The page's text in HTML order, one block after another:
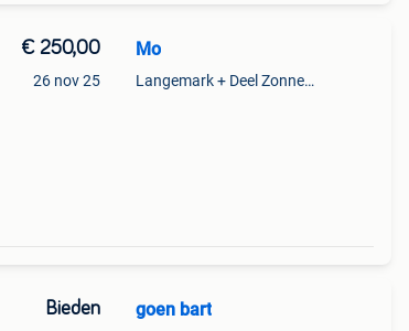
€ 250,00
26 nov 25
Mo
Langemark + Deel Zonnebeke
Bieden goen bart